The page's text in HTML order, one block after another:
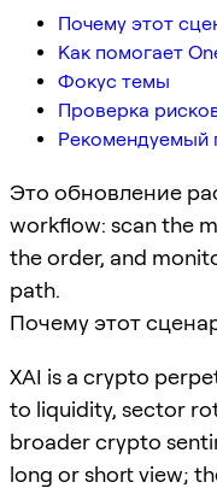
Почему этот
Как помогает
Фокус темы
Проверка
Рекомендуемый
Это обновление
workflow: scan the
the order, and
path.
Почему этот
XAI is a crypto
to liquidity, sector
broader crypto
long or short view;